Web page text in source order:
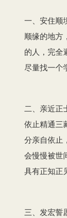
一、安住顺
顺缘的地方
的人，完全
尽量找一个
二、亲近正
依止精通三
分亲自依止
会慢慢被世
具有正知正
三、发宏誓